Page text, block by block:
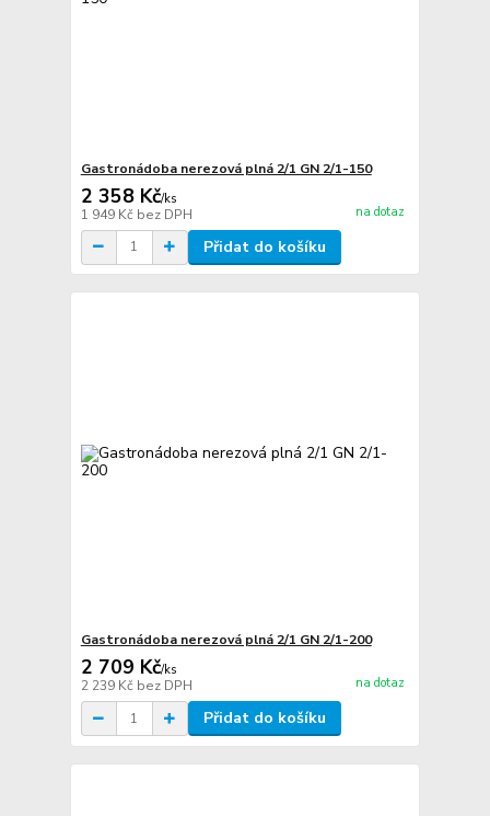
Gastronádoba nerezová plná 2/1 GN 2/1-150
2 358 Kč/ks
1 949 Kč bez DPH na dotaz
Přidat do košíku
Gastronádoba nerezová plná 2/1 GN 2/1-200
2 709 Kč/ks
2 239 Kč bez DPH na dotaz
Přidat do košíku